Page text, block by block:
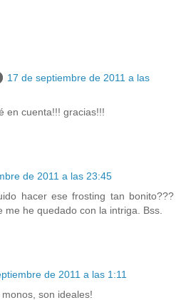
17 de septiembre de 2011 a las
en cuenta!!! gracias!!!
de 2011 a las 23:45
hacer ese frosting tan bonito???
me he quedado con la intriga. Bss.
de 2011 a las 1:11
son ideales!